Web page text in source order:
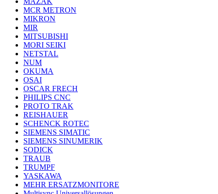
MCR METRON
MIKRON
MIR
MITSUBISHI
MORI SEIKI
NETSTAL
NUM
OKUMA
OSAI
OSCAR FRECH
PHILIPS CNC
PROTO TRAK
REISHAUER
SCHENCK ROTEC
SIEMENS SIMATIC
SIEMENS SINUMERIK
SODICK
TRAUB
TRUMPF
YASKAWA
MEHR ERSATZMONITORE